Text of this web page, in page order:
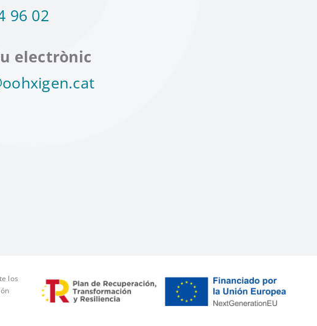
96 02
electrònic
los